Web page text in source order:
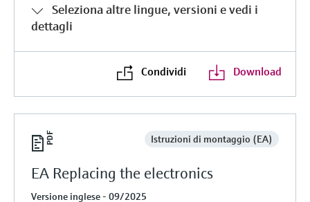
Seleziona altre lingue, versioni e vedi i
dettagli
Condividi Download
Istruzioni di montaggio (EA)
EA Replacing the electronics
Versione inglese - 09/2025